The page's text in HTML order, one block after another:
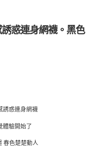
惑連身網襪。黑色
誘惑連身網襪
體驗開始了
春色楚楚動人